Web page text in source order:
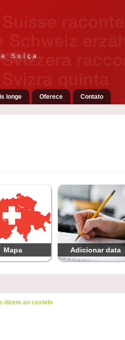
Suíça
longe Oferece Contato
Mapa Adicionar data
dizem ao castelo